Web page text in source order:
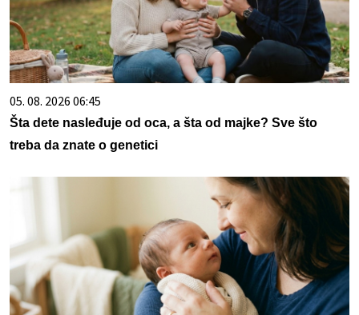
05. 08. 2026 06:45
Šta dete nasleđuje od oca, a šta od majke? Sve što
treba da znate o genetici